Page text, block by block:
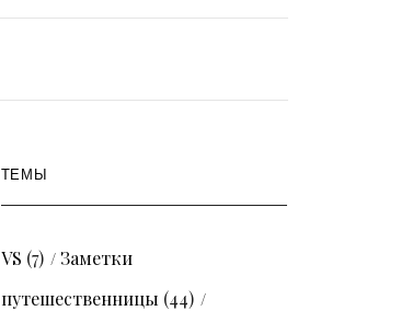
ТЕМЫ
VS (7)
Заметки
путешественницы (44)